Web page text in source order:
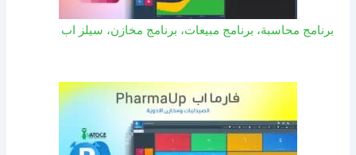
برنامج محاسبة، برنامج مبيعات، برنامج مخازن، سيلز اب